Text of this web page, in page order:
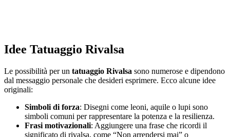
Idee Tatuaggio Rivalsa
Le possibilità per un tatuaggio Rivalsa sono numerose e dipendono
dal messaggio personale che desideri esprimere. Ecco alcune idee
originali:
Simboli di forza: Disegni come leoni, aquile o lupi sono
simboli comuni per rappresentare la potenza e la resilienza.
Frasi motivazionali: Aggiungere una frase che ricordi il
significato di rivalsa, come “Non arrendersi mai” o